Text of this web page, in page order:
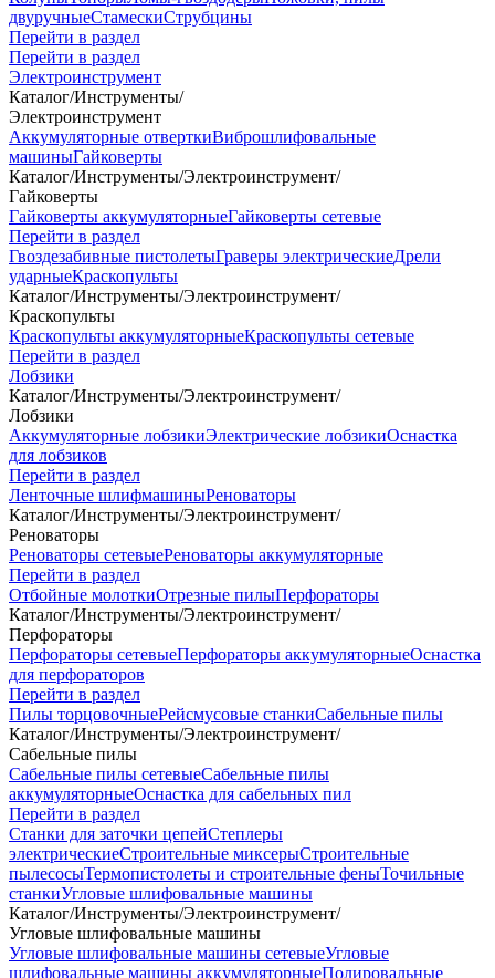
двуручныеСтамескиСтрубцины
Перейти в раздел
Перейти в раздел
Электроинструмент
Каталог/Инструменты/
Электроинструмент
Аккумуляторные отверткиВиброшлифовальные
машиныГайковерты
Каталог/Инструменты/Электроинструмент/
Гайковерты
Гайковерты аккумуляторныеГайковерты сетевые
Перейти в раздел
Гвоздезабивные пистолетыГраверы электрическиеДрели
ударныеКраскопульты
Каталог/Инструменты/Электроинструмент/
Краскопульты
Краскопульты аккумуляторныеКраскопульты сетевые
Перейти в раздел
Лобзики
Каталог/Инструменты/Электроинструмент/
Лобзики
Аккумуляторные лобзикиЭлектрические лобзикиОснастка
для лобзиков
Перейти в раздел
Ленточные шлифмашиныРеноваторы
Каталог/Инструменты/Электроинструмент/
Реноваторы
Реноваторы сетевыеРеноваторы аккумуляторные
Перейти в раздел
Отбойные молоткиОтрезные пилыПерфораторы
Каталог/Инструменты/Электроинструмент/
Перфораторы
Перфораторы сетевыеПерфораторы аккумуляторныеОснастка
для перфораторов
Перейти в раздел
Пилы торцовочныеРейсмусовые станкиСабельные пилы
Каталог/Инструменты/Электроинструмент/
Сабельные пилы
Сабельные пилы сетевыеСабельные пилы
аккумуляторныеОснастка для сабельных пил
Перейти в раздел
Станки для заточки цепейСтеплеры
электрическиеСтроительные миксерыСтроительные
пылесосыТермопистолеты и строительные феныТочильные
станкиУгловые шлифовальные машины
Каталог/Инструменты/Электроинструмент/
Угловые шлифовальные машины
Угловые шлифовальные машины сетевыеУгловые
шлифовальные машины аккумуляторныеПолировальные